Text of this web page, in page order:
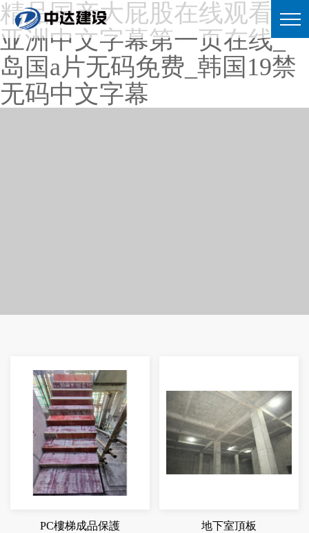
精品国产大屁股在线观看_
亚洲中文字幕第一页在线_
岛国a片无码免费_韩国19禁
无码中文字幕
PC樓梯成品保護 地下室頂板